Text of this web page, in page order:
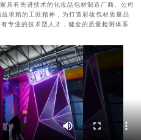
具有先进技术的化妆品包材制造厂商。公司
求精的工匠精神，为打造彩妆包材质量品
专业的技术型人才，健全的质量检测体系